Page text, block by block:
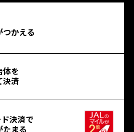
つかえる
体を
決済
決済で
たまる